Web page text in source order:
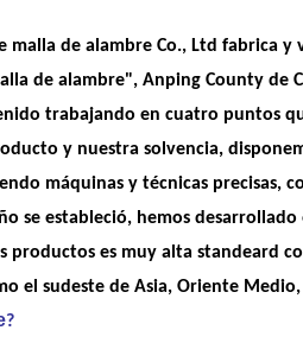
malla de alambre Co., Ltd fabrica
de alambre", Anping County de
trabajando en cuatro puntos
y nuestra solvencia,
máquinas y técnicas
se estableció, hemos
productos es muy alta standeard
el sudeste de Asia, Oriente
?